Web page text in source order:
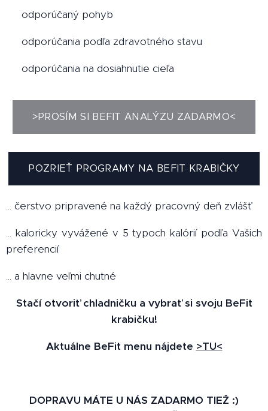
✔️ odporúčaný pohyb
✔️ odporúčania podľa zdravotného stavu
✔️ odporúčania na dosiahnutie cieľa
>PROSÍM SI BEFIT ANALÝZU ZADARMO<
POZRIEŤ PROGRAMY NA BEFIT KRABIČKY
... čerstvo pripravené na každý pracovný deň zvlášť
... kaloricky vyvážené v 5 typoch kalórií podľa Vašich
preferencií
... a hlavne veľmi chutné
Stačí otvoriť chladničku a vybrať si svoju BeFit
krabičku!
Aktuálne BeFit menu nájdete >TU<
DOPRAVU MÁTE U NÁS ZADARMO TIEŽ :)